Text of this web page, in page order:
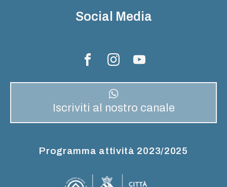
Social Media
Iscriviti al nostro canale
Programma attività 2023/2025